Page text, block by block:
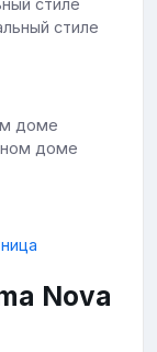
стиле
доме
Nova